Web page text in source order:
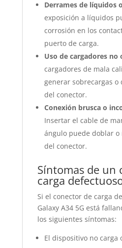
Derrames de líquidos
exposición a líquidos
corrosión en los
puerto de carga.
Uso de cargadores no
cargadores de mala
generar sobrecargas o
del conector.
Conexión brusca o
Insertar el cable de
ángulo puede doblar
del conector.
Síntomas de un
carga
Si el conector de carga
Galaxy A34 5G está
los siguientes síntomas:
El dispositivo no carga